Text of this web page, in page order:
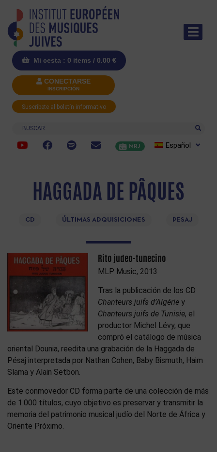
Mi cesta : 0 items / 0.00 €
CONECTARSE
INSCRIPCIÓN
Suscríbete al boletín informativo
Buscar
MRJ Español
HAGGADA DE PÂQUES
CD ÚLTIMAS ADQUISICIONES PESAJ
Rito judeo-tunecino
MLP Music, 2013
Tras la publicación de los CD
Chanteurs juifs d’Algérie y
Chanteurs juifs de Tunisie, el
productor Michel Lévy, que
compró el catálogo de música
oriental Dounia, reedita una grabación de la Haggada de
Pésaj interpretada por Nathan Cohen, Baby Bismuth, Haim
Slama y Alain Setbon.
Este conmovedor CD forma parte de una colección de más
de 1.000 títulos, cuyo objetivo es preservar y transmitir la
memoria del patrimonio musical judío del Norte de África y
Oriente Próximo.